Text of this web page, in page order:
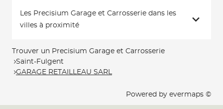
Les Precisium Garage et Carrosserie dans les
villes à proximité
Trouver un Precisium Garage et Carrosserie
Saint-Fulgent
GARAGE RETAILLEAU SARL
Powered by evermaps ©